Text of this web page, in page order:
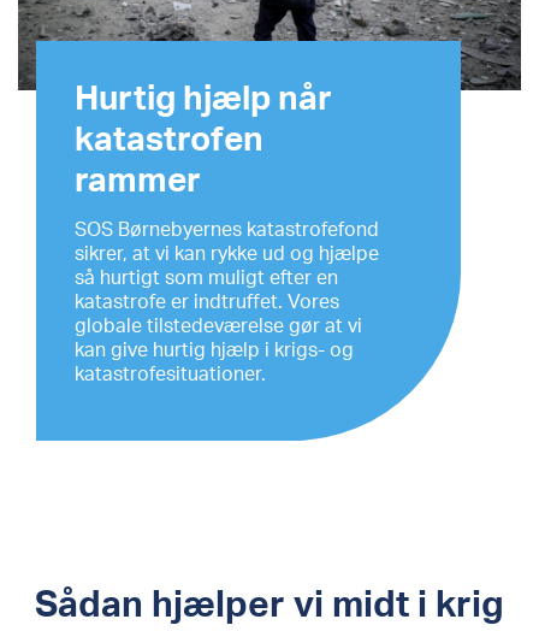
Hurtig hjælp når
katastrofen
rammer
SOS Børnebyernes katastrofefond
sikrer, at vi kan rykke ud og hjælpe
så hurtigt som muligt efter en
katastrofe er indtruffet. Vores
globale tilstedeværelse gør at vi
kan give hurtig hjælp i krigs- og
katastrofesituationer.
Sådan hjælper vi midt i krig